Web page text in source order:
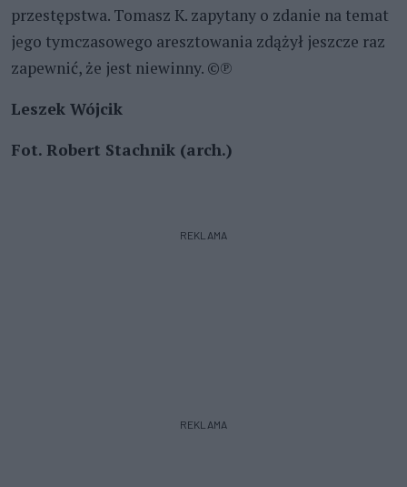
przestępstwa. Tomasz K. zapytany o zdanie na temat
jego tymczasowego aresztowania zdążył jeszcze raz
zapewnić, że jest niewinny. ©℗
Leszek Wójcik
Fot. Robert Stachnik (arch.)
REKLAMA
REKLAMA